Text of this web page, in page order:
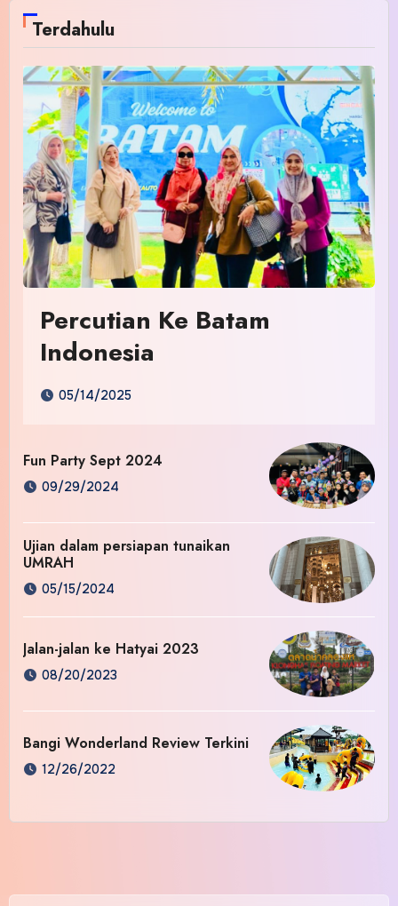
Terdahulu
Percutian Ke Batam
Indonesia
05/14/2025
Fun Party Sept 2024
09/29/2024
Ujian dalam persiapan tunaikan
UMRAH
05/15/2024
Jalan-jalan ke Hatyai 2023
08/20/2023
Bangi Wonderland Review Terkini
12/26/2022